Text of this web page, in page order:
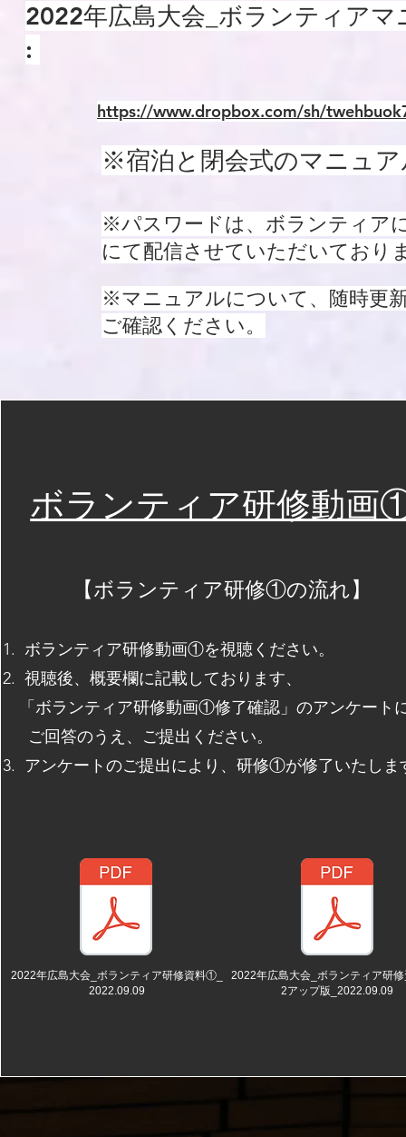
2022年広島大会_ボランティアマ
:
https://www.dropbox.com/sh/
※宿泊と閉会式のマニュ
​※パスワードは、ボランティア
にて配信させていただいており
​※マニュアルについて、随時更
ご確認ください。
ボランティア​研修動画
【ボランティア研修①の流れ】
1. ボランティア研修動画①を視聴ください。
2. 視聴後、概要欄に記載しております、
「ボランティア研修動画①修了確認」のアンケート
ご回答のうえ、ご提出ください。
3. アンケートのご提出により、研修①が修了いたしま
2022年広島大会_ボランティア研修資料①_
2022.09.09
2022年広島大会_ボランティア研
2アップ版_2022.09.09